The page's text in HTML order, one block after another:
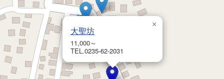
大聖坊
11,000～
TEL.0235-62-2031
×